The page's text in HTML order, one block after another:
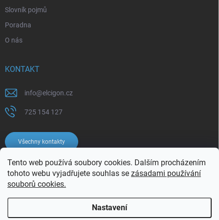
Tento web používá soubory cookies. Dalším procházením
tohoto webu vyjadřujete souhlas se zásadami používání
souborů cookies.
Nastavení
Slovník pojmů
Poradna
O nás
KONTAKT
info@elcigon.cz
725 154 127
Všechny kontakty
Copyright 2026Elcigon.cz. Všechna práva vyhrazena.Upravit nastavení